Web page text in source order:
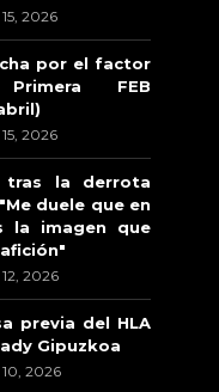
2026
por el factor
FEB
2026
tras la derrota
duele que en
la imagen que
2026
previa del HLA
Gipuzkoa
2026